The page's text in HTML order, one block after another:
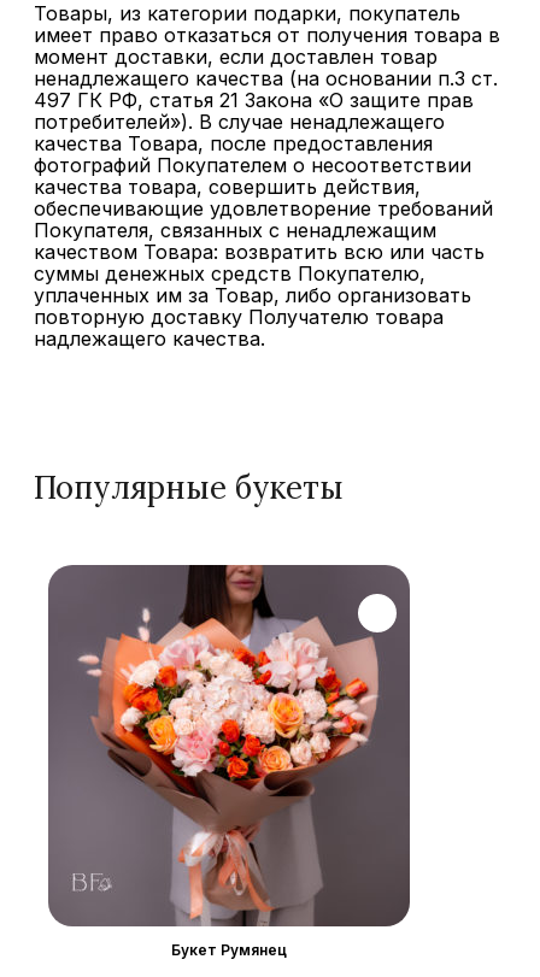
Товары, из категории подарки, покупатель
имеет право отказаться от получения товара в
момент доставки, если доставлен товар
ненадлежащего качества (на основании п.3 ст.
497 ГК РФ, статья 21 Закона «О защите прав
потребителей»). В случае ненадлежащего
качества Товара, после предоставления
фотографий Покупателем о несоответствии
качества товара, совершить действия,
обеспечивающие удовлетворение требований
Покупателя, связанных с ненадлежащим
качеством Товара: возвратить всю или часть
суммы денежных средств Покупателю,
уплаченных им за Товар, либо организовать
повторную доставку Получателю товара
надлежащего качества.
Популярные букеты
Букет Румянец